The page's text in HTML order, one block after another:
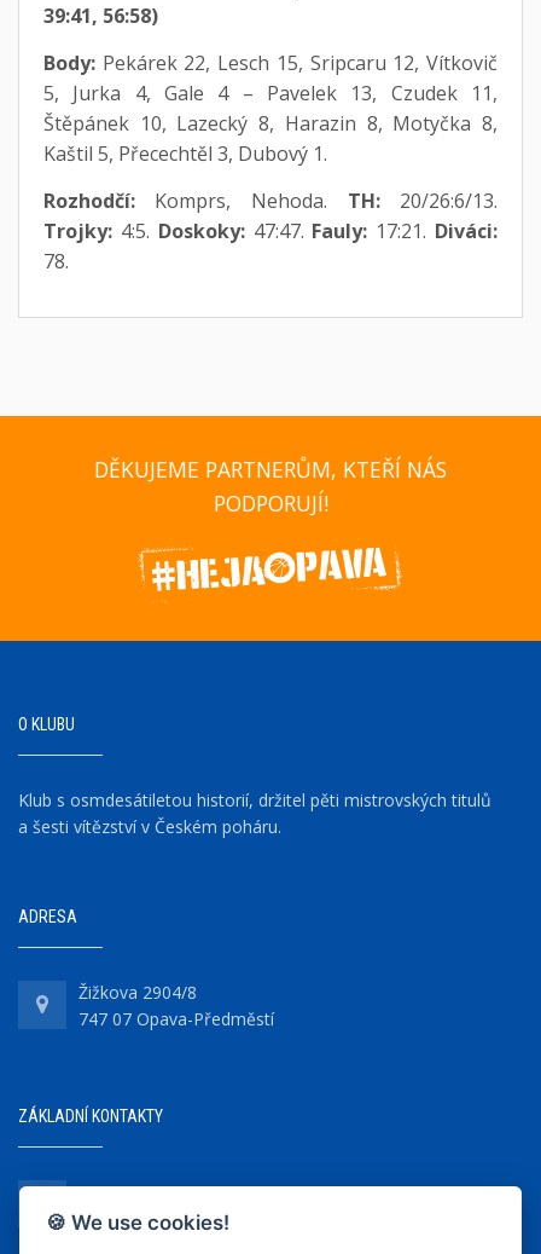
39:41, 56:58)
Body:Pekárek 22, Lesch 15, Sripcaru 12, Vítkovič
5, Jurka 4, Gale 4 – Pavelek 13, Czudek 11,
Štěpánek 10, Lazecký 8, Harazin 8, Motyčka 8,
Kaštil 5, Přecechtěl 3, Dubový 1.
Rozhodčí:Komprs, Nehoda. TH:20/26:6/13.
Trojky:4:5. Doskoky:47:47. Fauly: 17:21. Diváci:
78.
DĚKUJEME PARTNERŮM, KTEŘÍ NÁS
PODPORUJÍ!
O KLUBU
Klub s osmdesátiletou historií, držitel pěti mistrovských titulů
a šesti vítězství v Českém poháru.
ADRESA
Žižkova 2904/8
747 07 Opava-Předměstí
ZÁKLADNÍ KONTAKTY
+420 737 218 679
🍪 We use cookies!